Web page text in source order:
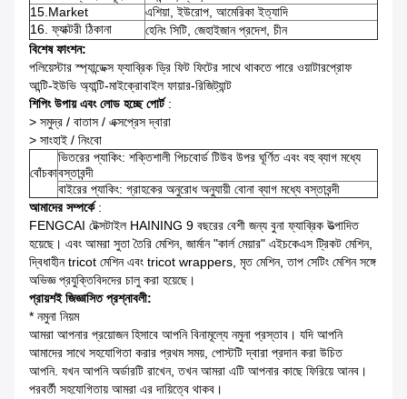
15.Market
এশিয়া, ইউরোপ, আমেরিকা ইত্যাদি
16. ফ্যাক্টরী ঠিকানা
হেনিং সিটি, জেহাইজান প্রদেশ, চীন
বিশেষ ফাংশন:
পলিয়েস্টার স্প্যান্ডেক্স ফ্যাব্রিক ড্রি ফিট ফিটের সাথে থাকতে পারে ওয়াটারপ্রোফ
আন্টি-ইউভি অ্যান্টি-মাইক্রোবাইল ফায়ার-রিজিট্যান্ট
শিপিং উপায় এবং লোড হচ্ছে পোর্ট:
> সমুদ্র / বাতাস / এক্সপ্রেস দ্বারা
> সাংহাই / নিংবো
বোঁচকা
ভিতরের প্যাকিং: শক্তিশালী পিচবোর্ড টিউব উপর ঘূর্ণিত এবং বহু ব্যাগ মধ্যে
বস্তাবন্দী
বাইরের প্যাকিং: গ্রাহকের অনুরোধ অনুযায়ী বোনা ব্যাগ মধ্যে বস্তাবন্দী
আমাদের সম্পর্কে :
FENGCAI টেক্সটাইল HAINING 9 বছরের বেশী জন্য বুনা ফ্যাব্রিক উত্পাদিত
হয়েছে। এবং আমরা সুতা তৈরি মেশিন, জার্মান "কার্ল মেয়ার" এইচকেএস ট্রিকট মেশিন,
দ্বিধাহীন tricot মেশিন এবং tricot wrappers, মৃত মেশিন, তাপ সেটিং মেশিন সঙ্গে
অভিজ্ঞ প্রযুক্তিবিদদের চালু করা হয়েছে।
প্রায়শই জিজ্ঞাসিত প্রশ্নাবলী:
* নমুনা নিয়ম
আমরা আপনার প্রয়োজন হিসাবে আপনি বিনামূল্যে নমুনা প্রস্তাব। যদি আপনি
আমাদের সাথে সহযোগিতা করার প্রথম সময়, পোস্টটি দ্বারা প্রদান করা উচিত
আপনি. যখন আপনি অর্ডারটি রাখেন, তখন আমরা এটি আপনার কাছে ফিরিয়ে আনব।
পরবর্তী সহযোগিতায় আমরা এর দায়িত্বে থাকব।